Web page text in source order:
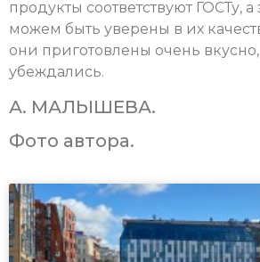
продукты соответствуют ГОСТу, а
можем быть уверены в их
они приготовлены очень
убеждались.
А. МАЛЫШЕВА.
Фото автора.